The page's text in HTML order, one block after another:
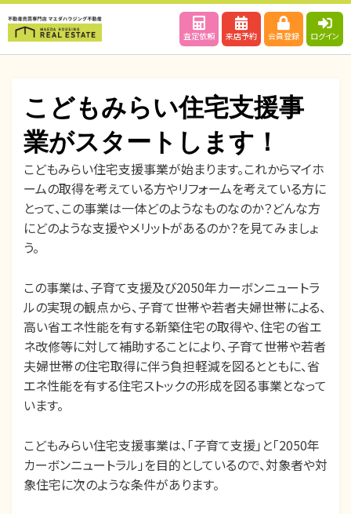
査定依頼 来店予約 会員登録 ログイン
こどもみらい住宅支援事
業がスタートします！
投稿者maedahousing
投
稿
日:
2022年1月27日
こどもみらい住宅支援事業が始まります。これからマイホ
ームの取得を考えている方やリフォームを考えている方に
とって、この事業は一体どのようなものなのか？どんな方
にどのような支援やメリットがあるのか？を見てみましょ
う。
この事業は、子育て支援及び2050年カーボンニュートラ
ルの実現の観点から、​子育て世帯や若者夫婦世帯による、
高い省エネ性能を有する新築住宅の取得や​、住宅の省エ
ネ改修等に対して補助することにより、子育て世帯や若者
夫婦世帯の住宅取得に伴う​負担軽減を図るとともに、省
エネ性能を有する住宅ストックの形成を図る事業となって
います。
こどもみらい住宅支援事業は、「子育て支援」と「2050年
カーボンニュートラル」を目的としているので、対象者や対
象住宅に次のような条件があります。